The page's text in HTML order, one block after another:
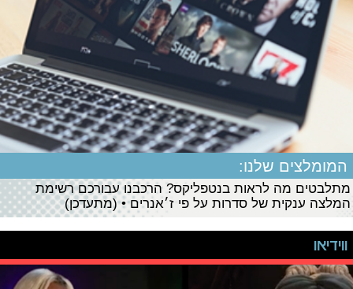
המומלצים שלנו:
מתלבטים מה לראות בנטפליקס? הרכבנו עבורכם רשימת
המלצה ענקית של סדרות על פי ז׳אנרים • (מתעדכן)
ווידיאו